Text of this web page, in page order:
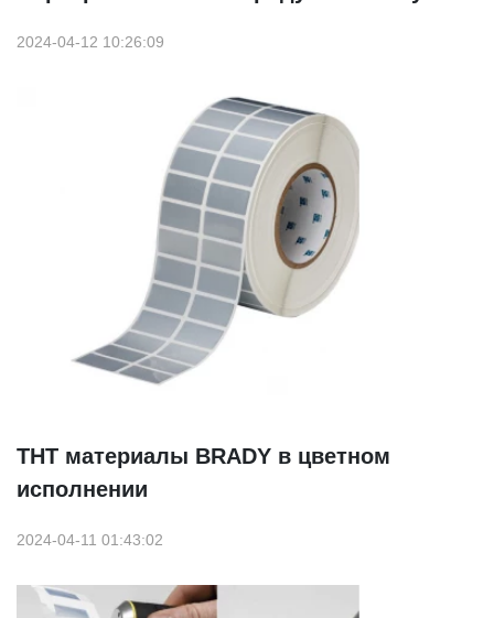
2024-04-12 10:26:09
THT материалы BRADY в цветном
исполнении
2024-04-11 01:43:02